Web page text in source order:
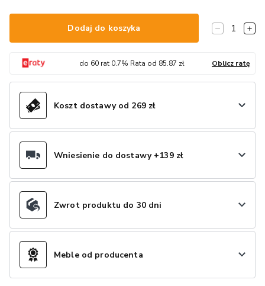
Dodaj do koszyka 1
do 60 rat 0.7% Rata od 85.87 zł Oblicz ratę
Koszt dostawy od 269 zł
Wniesienie do dostawy +139 zł
Zwrot produktu do 30 dni
Meble od producenta